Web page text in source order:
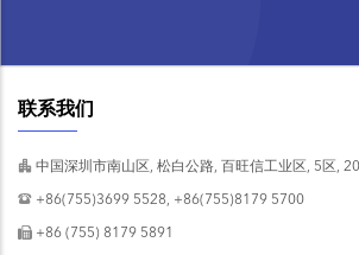
联系我们
中国深圳市南山区, 松白公路, 百旺信工业区, 5区,
+86(755)3699 5528, +86(755)8179 5700
+86 (755) 8179 5891